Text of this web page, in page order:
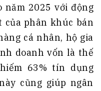
năm 2025 với động
phân khúc bán
cá nhân, hộ gia
doanh vốn là thế
63% tín dụng
cũng giúp ngân